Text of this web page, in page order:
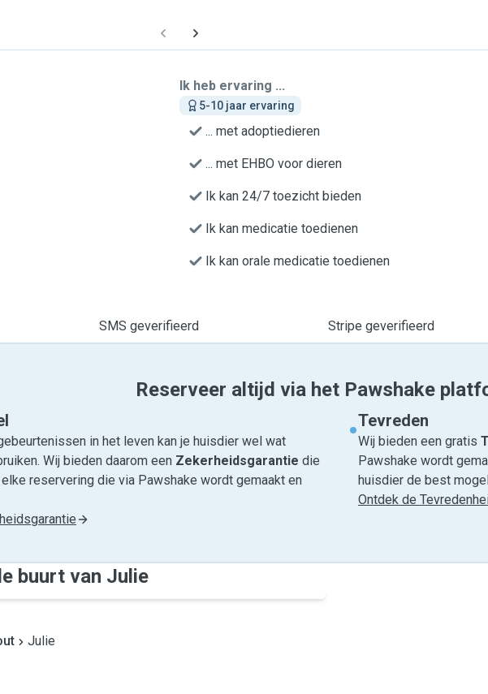
Ik heb ervaring ...
5-10 jaar ervaring
... met adoptiedieren
... met EHBO voor dieren
Ik kan 24/7 toezicht bieden
Ik kan medicatie toedienen
Ik kan orale medicatie toedienen
SMS geverifieerd Stripe geverifieerd
Reserveer altijd via het Pawshake
in het leven kan je huisdier wel wat
Wij bieden daarom een Zekerheidsgarantie die
reservering die via Pawshake wordt gemaakt en
Tevreden
Wij bieden een gratis
Pawshake wordt
huisdier de best
Ontdek de
buurt van Julie
Julie